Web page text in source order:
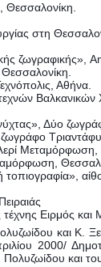
Θεσσαλονίκη.
στη
ζωγραφικής»,
Αθήνα.
Δύο
Μεταμόρφωση,
Ειρμός
και
2000/
και